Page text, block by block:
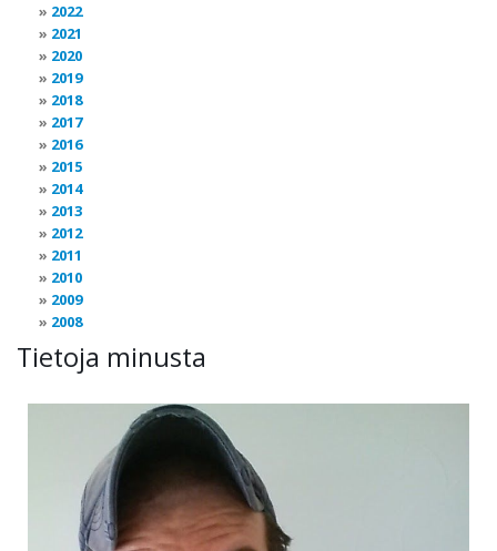
2022
2021
2020
2019
2018
2017
2016
2015
2014
2013
2012
2011
2010
2009
2008
Tietoja minusta